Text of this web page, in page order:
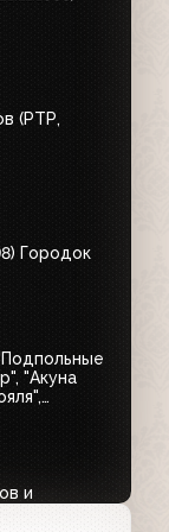
(РТР,
Городок
"Акуна
и